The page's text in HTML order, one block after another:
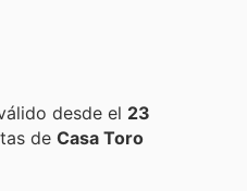
desde el 23
de Casa Toro